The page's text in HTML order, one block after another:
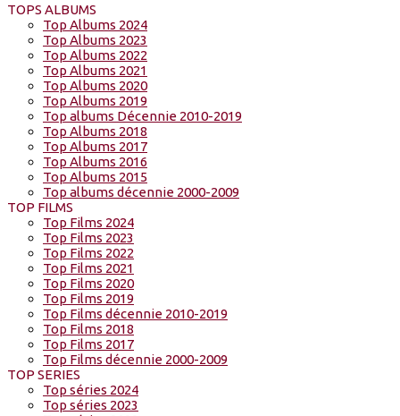
TOPS ALBUMS
Top Albums 2024
Top Albums 2023
Top Albums 2022
Top Albums 2021
Top Albums 2020
Top Albums 2019
Top albums Décennie 2010-2019
Top Albums 2018
Top Albums 2017
Top Albums 2016
Top Albums 2015
Top albums décennie 2000-2009
TOP FILMS
Top Films 2024
Top Films 2023
Top Films 2022
Top Films 2021
Top Films 2020
Top Films 2019
Top Films décennie 2010-2019
Top Films 2018
Top Films 2017
Top Films décennie 2000-2009
TOP SERIES
Top séries 2024
Top séries 2023